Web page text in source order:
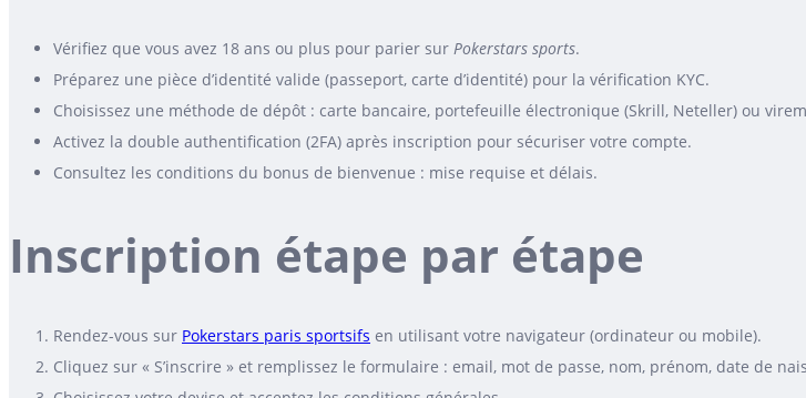
Vérifiez que vous avez 18 ans ou plus pour parier sur Pokerstars sports.
Préparez une pièce d’identité valide (passeport, carte d’identité) pour la vérification KYC.
Choisissez une méthode de dépôt : carte bancaire, portefeuille électronique (Skrill, Neteller) ou
Activez la double authentification (2FA) après inscription pour sécuriser votre compte.
Consultez les conditions du bonus de bienvenue : mise requise et délais.
Inscription étape par étape
Rendez-vous sur Pokerstars paris sportsifs en utilisant votre navigateur (ordinateur ou mobile).
Cliquez sur « S’inscrire » et remplissez le formulaire : email, mot de passe, nom, prénom, date de